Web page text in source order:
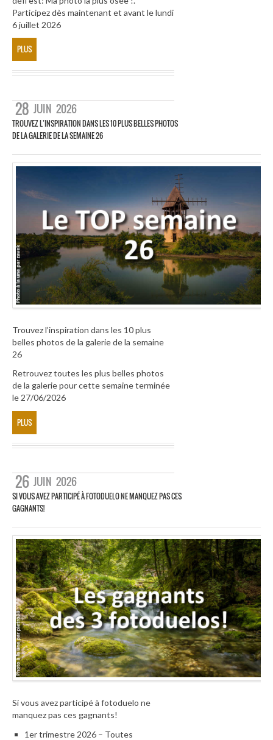
Participez dès maintenant et avant le lundi
6 juillet 2026
PLUS
28 JUIN 2026
TROUVEZ L’INSPIRATION DANS LES 10 PLUS BELLES PHOTOS
DE LA GALERIE DE LA SEMAINE 26
Trouvez l’inspiration dans les 10 plus
belles photos de la galerie de la semaine
26
Retrouvez toutes les plus belles photos
de la galerie pour cette semaine terminée
le 27/06/2026
PLUS
26 JUIN 2026
SI VOUS AVEZ PARTICIPÉ À FOTODUELO NE MANQUEZ PAS CES
GAGNANTS!
Si vous avez participé à fotoduelo ne
manquez pas ces gagnants!
1er trimestre 2026 – Toutes